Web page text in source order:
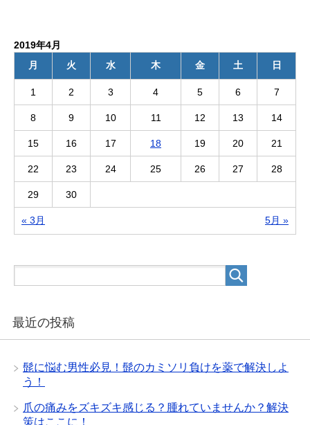
2019年4月
月
火 水 木 金 土 日
« 3月 5月 »
1 2 3 4 5 6 7
8 9 10 11 12 13 14
15 16 17 18 19 20 21
22 23 24 25 26 27 28
29 30
最近の投稿
髭に悩む男性必見！髭のカミソリ負けを薬で解決しよ
う！
爪の痛みをズキズキ感じる？腫れていませんか？解決
策はここに！